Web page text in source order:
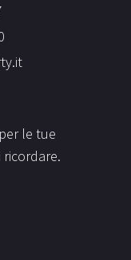
le tue
ricordare.